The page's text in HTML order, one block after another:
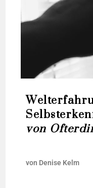
von
von Deni­se Kelm